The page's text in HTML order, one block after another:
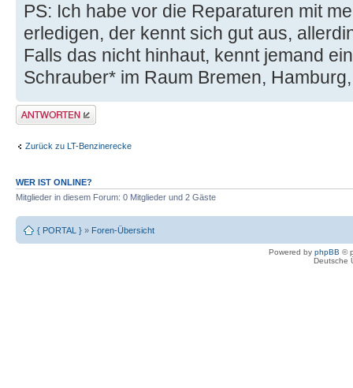
PS: Ich habe vor die Reparaturen mit
erledigen, der kennt sich gut aus,
Falls das nicht hinhaut, kennt jemand
Schrauber* im Raum Bremen,
Antwort erstellen
Zurück zu LT-Benzinerecke
WER IST ONLINE?
Mitglieder in diesem Forum: 0 Mitglieder und 2 Gäste
{ PORTAL } » Foren-Übersicht
Powered by phpBB ©
Deutsche